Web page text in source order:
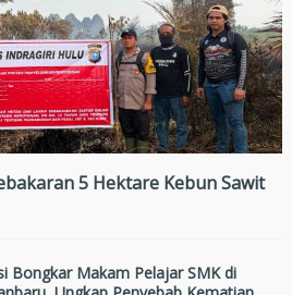
5 Hektare Kebun Sawit
Bongkar Makam Pelajar SMK di